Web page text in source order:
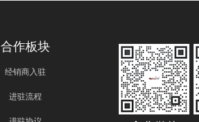
合作板块
经销商入驻
进驻流程